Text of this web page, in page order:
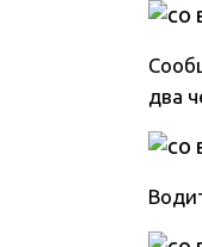
два